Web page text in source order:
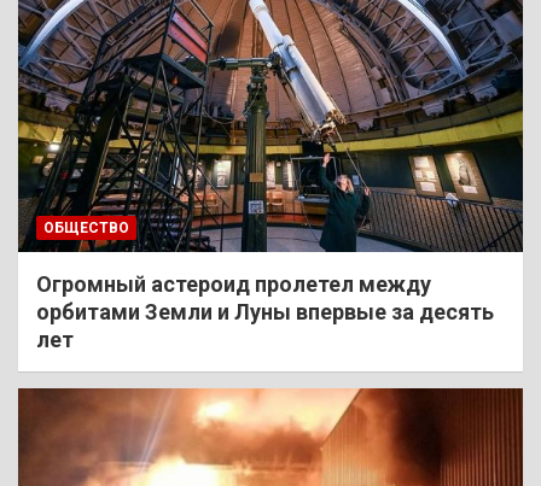
ОБЩЕСТВО
Огромный астероид пролетел между
орбитами Земли и Луны впервые за десять
лет